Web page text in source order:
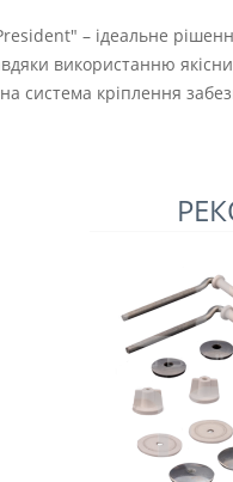
– ідеальне
використанню
система кріплення